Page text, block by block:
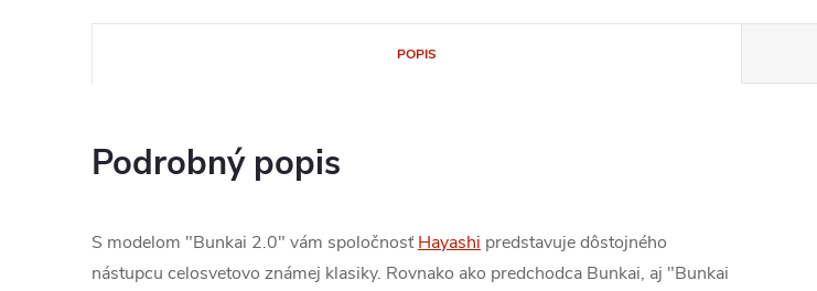
POPIS
Podrobný popis
S modelom "Bunkai 2.0" vám spoločnosťHayashi predstavuje dôstojného
nástupcu celosvetovo známej klasiky. Rovnako ako predchodca Bunkai, aj "Bunkai